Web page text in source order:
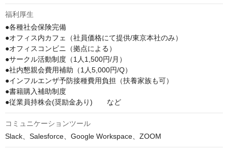
福利厚生
●各種社会保険完備
●オフィス内カフェ（社員価格にて提供/東京本社のみ）
●オフィスコンビニ（拠点による）
●サークル活動制度（1人1,500円/月）
●社内懇親会費用補助（1人5,000円/Q）
●インフルエンザ予防接種費用負担（扶養家族も可）
●書籍購入補助制度
●従業員持株会(奨励金あり)　　など
コミュニケーションツール
Slack、Salesforce、Google Workspace、ZOOM